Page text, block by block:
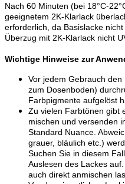
Nach 60 Minuten (bei 18°C-
geeignetem 2K-Klarlack
erforderlich, da Basislacke
Überzug mit 2K-Klarlack nicht
Wichtige Hinweise zur
Vor jedem Gebrauch
zum Dosenboden)
Farbpigmente aufgelöst
Zu vielen Farbtönen gibt
mischen und versenden
Standard Nuance.
grauer, bläulich etc.)
Suchen Sie in diesem
Auslesen des Lackes
auch direkt anmischen